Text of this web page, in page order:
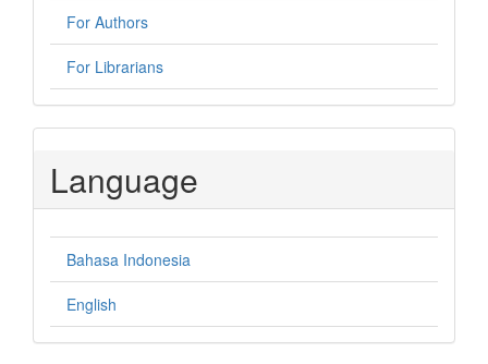
For Authors
For Librarians
Language
Bahasa Indonesia
English